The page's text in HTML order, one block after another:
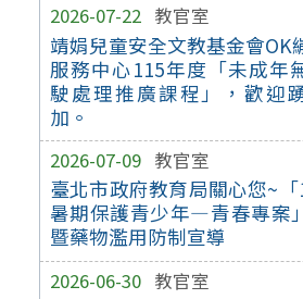
2026-07-22 教官室
靖娟兒童安全文教基金會OK
服務中心115年度「未成年
駛處理推廣課程」，歡迎
加。
2026-07-09 教官室
臺北市政府教育局關心您~
暑期保護青少年—青春專案
暨藥物濫用防制宣導
2026-06-30 教官室